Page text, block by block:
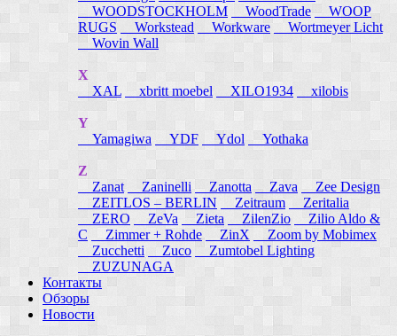
WOODSTOCKHOLM
WoodTrade
WOOP
RUGS
Workstead Workware
Wortmeyer Licht
Wovin Wall
X
XAL
xbritt moebel XILO1934 xilobis
Y
Yamagiwa
YDF Ydol Yothaka
Z
Zanat
Zaninelli Zanotta Zava
Zee Design
ZEITLOS – BERLIN
Zeitraum
Zeritalia
ZERO
ZeVa Zieta ZilenZio
Zilio Aldo &
C
Zimmer + Rohde ZinX
Zoom by Mobimex
Zucchetti
Zuco
Zumtobel Lighting
ZUZUNAGA
Контакты
Обзоры
Новости